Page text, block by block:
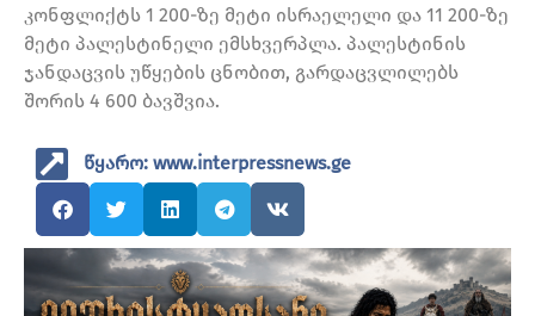
კონფლიქტს 1 200-ზე მეტი ისრაელელი და 11 200-ზე
მეტი პალესტინელი ემსხვერპლა. პალესტინის
ჯანდაცვის უწყების ცნობით, გარდაცვლილებს
შორის 4 600 ბავშვია.
წყარო: www.interpressnews.ge